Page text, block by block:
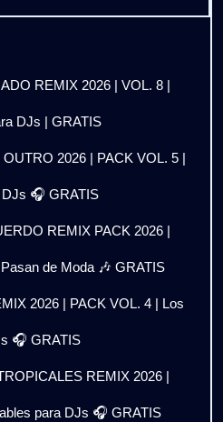
REMIX 2026 | VOL. 8 |
DJs | GRATIS
2026 | PACK VOL. 5 |
🎧 GRATIS
REMIX PACK 2026 |
de Moda 🎶 GRATIS
2026 | PACK VOL. 4 | Los
🎧 GRATIS
REMIX 2026 |
para DJs 🎧 GRATIS